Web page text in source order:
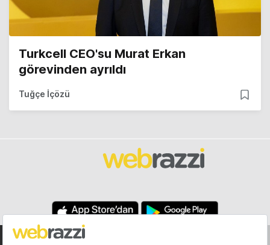
Turkcell CEO'su Murat Erkan
görevinden ayrıldı
Tuğçe İçözü